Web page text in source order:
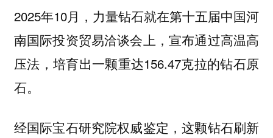
2025年10月，力量钻石就在第十五届中国河
南国际投资贸易洽谈会上，宣布通过高温高
压法，培育出一颗重达156.47克拉的钻石原
石。
经国际宝石研究院权威鉴定，这颗钻石刷新